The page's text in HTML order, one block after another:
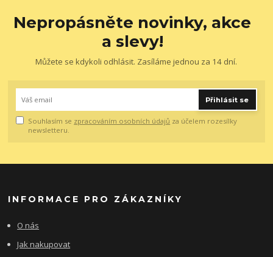
Nepropásněte novinky, akce
a slevy!
Můžete se kdykoli odhlásit. Zasíláme jednou za 14 dní.
Přihlásit se
Souhlasím se zpracováním osobních údajů za účelem rozesílky
newsletteru.
INFORMACE PRO ZÁKAZNÍKY
O nás
Jak nakupovat